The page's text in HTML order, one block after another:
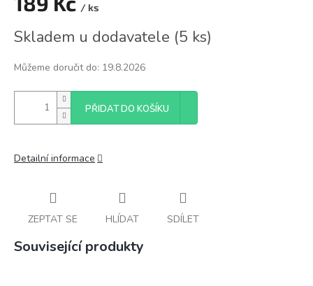
/ ks
cena:
Skladem u dodavatele (5 ks)
Můžeme doručit do: 19.8.2026
PŘIDAT DO KOŠÍKU
Detailní informace
ZEPTAT SE HLÍDAT SDÍLET
Související produkty